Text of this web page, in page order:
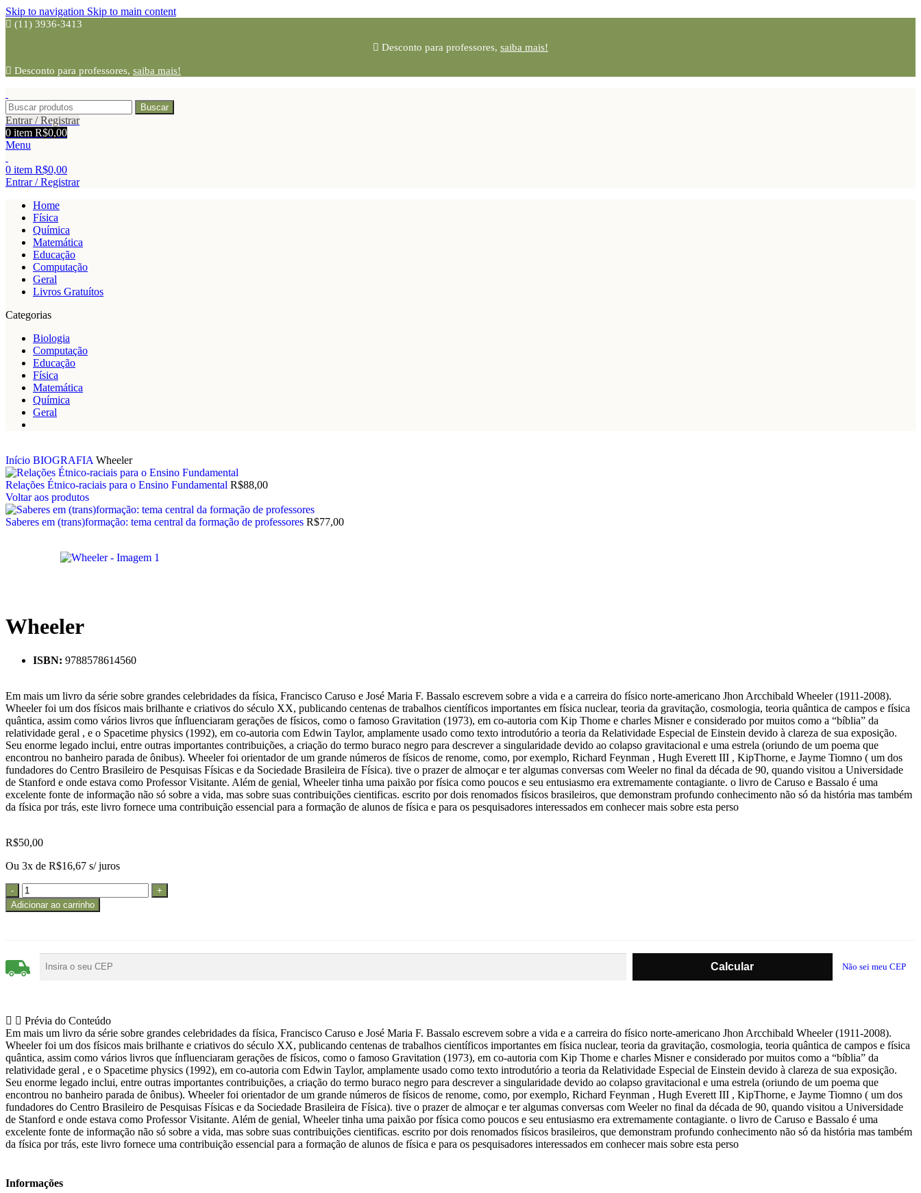
Skip to navigation Skip to main content
(11) 3936-3413
Desconto para professores, saiba mais!
Desconto para professores, saiba mais!
Buscar
Entrar / Registrar
0 item R$0,00
Menu
0 item R$0,00
Entrar / Registrar
Home
Física
Química
Matemática
Educação
Computação
Geral
Livros Gratuítos
Categorias
Biologia
Computação
Educação
Física
Matemática
Química
Geral
Início BIOGRAFIA Wheeler
Relações Étnico-raciais para o Ensino Fundamental R$88,00
Voltar aos produtos
Saberes em (trans)formação: tema central da formação de professores R$77,00
Wheeler
ISBN: 9788578614560
Em mais um livro da série sobre grandes celebridades da física, Francisco Caruso e José Maria F. Bassalo escrevem sobre a vida e a carreira do físico norte-americano Jhon Arcchibald Wheeler (1911-2008).
Wheeler foi um dos físicos mais brilhante e criativos do século XX, publicando centenas de trabalhos científicos importantes em física nuclear, teoria da gravitação, cosmologia, teoria quântica de campos e física
quântica, assim como vários livros que ínfluenciaram gerações de físicos, como o famoso Gravitation (1973), em co-autoria com Kip Thome e charles Misner e considerado por muitos como a “bíblia” da
relatividade geral , e o Spacetime physics (1992), em co-autoria com Edwin Taylor, amplamente usado como texto introdutório a teoria da Relatividade Especial de Einstein devido à clareza de sua exposição.
Seu enorme legado inclui, entre outras importantes contribuições, a criação do termo buraco negro para descrever a singularidade devido ao colapso gravitacional e uma estrela (oriundo de um poema que
encontrou no banheiro parada de ônibus). Wheeler foi orientador de um grande números de físicos de renome, como, por exemplo, Richard Feynman , Hugh Everett III , KipThorne, e Jayme Tiomno ( um dos
fundadores do Centro Brasileiro de Pesquisas Físicas e da Sociedade Brasileira de Física). tive o prazer de almoçar e ter algumas conversas com Weeler no final da década de 90, quando visitou a Universidade
de Stanford e onde estava como Professor Visitante. Além de genial, Wheeler tinha uma paixão por física como poucos e seu entusiasmo era extremamente contagiante. o livro de Caruso e Bassalo é uma
excelente fonte de informação não só sobre a vida, mas sobre suas contribuições cientificas. escrito por dois renomados físicos brasileiros, que demonstram profundo conhecimento não só da história mas também
da física por trás, este livro fornece uma contribuição essencial para a formação de alunos de física e para os pesquisadores interessados em conhecer mais sobre esta perso
R$50,00
Ou 3x de R$16,67 s/ juros
Adicionar ao carrinho
Não sei meu CEP
Prévia do Conteúdo
Em mais um livro da série sobre grandes celebridades da física, Francisco Caruso e José Maria F. Bassalo escrevem sobre a vida e a carreira do físico norte-americano Jhon Arcchibald Wheeler (1911-2008).
Wheeler foi um dos físicos mais brilhante e criativos do século XX, publicando centenas de trabalhos científicos importantes em física nuclear, teoria da gravitação, cosmologia, teoria quântica de campos e física
quântica, assim como vários livros que ínfluenciaram gerações de físicos, como o famoso Gravitation (1973), em co-autoria com Kip Thome e charles Misner e considerado por muitos como a “bíblia” da
relatividade geral , e o Spacetime physics (1992), em co-autoria com Edwin Taylor, amplamente usado como texto introdutório a teoria da Relatividade Especial de Einstein devido à clareza de sua exposição.
Seu enorme legado inclui, entre outras importantes contribuições, a criação do termo buraco negro para descrever a singularidade devido ao colapso gravitacional e uma estrela (oriundo de um poema que
encontrou no banheiro parada de ônibus). Wheeler foi orientador de um grande números de físicos de renome, como, por exemplo, Richard Feynman , Hugh Everett III , KipThorne, e Jayme Tiomno ( um dos
fundadores do Centro Brasileiro de Pesquisas Físicas e da Sociedade Brasileira de Física). tive o prazer de almoçar e ter algumas conversas com Weeler no final da década de 90, quando visitou a Universidade
de Stanford e onde estava como Professor Visitante. Além de genial, Wheeler tinha uma paixão por física como poucos e seu entusiasmo era extremamente contagiante. o livro de Caruso e Bassalo é uma
excelente fonte de informação não só sobre a vida, mas sobre suas contribuições cientificas. escrito por dois renomados físicos brasileiros, que demonstram profundo conhecimento não só da história mas também
da física por trás, este livro fornece uma contribuição essencial para a formação de alunos de física e para os pesquisadores interessados em conhecer mais sobre esta perso
Informações